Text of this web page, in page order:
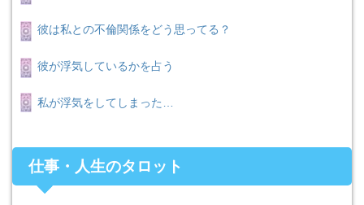
彼は私との不倫関係をどう思ってる？
彼が浮気しているかを占う
私が浮気をしてしまった…
仕事・人生のタロット